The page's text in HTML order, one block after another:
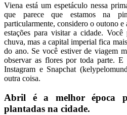
Viena está um espetáculo nessa
que parece que estamos na
particularmente, considero o outono e
estações para visitar a cidade.
chuva, mas a capital imperial fica
do ano. Se você estiver de viagem
observar as flores por toda parte. E
Instagram e Snapchat
outra coisa.
Abril é a melhor época
plantadas na cidade.